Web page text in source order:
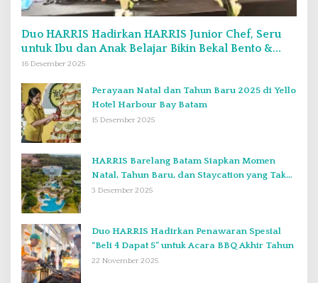
Duo HARRIS Hadirkan HARRIS Junior Chef, Seru
untuk Ibu dan Anak Belajar Bikin Bekal Bento &
Kimbab
16 Desember 2025
Perayaan Natal dan Tahun Baru 2025 di Yello
Hotel Harbour Bay Batam
15 Desember 2025
HARRIS Barelang Batam Siapkan Momen
Natal, Tahun Baru, dan Staycation yang Tak
Terlupakan di Desember 2025
3 Desember 2025
Duo HARRIS Hadirkan Penawaran Spesial
“Beli 4 Dapat 5” untuk Acara BBQ Akhir Tahun
22 November 2025